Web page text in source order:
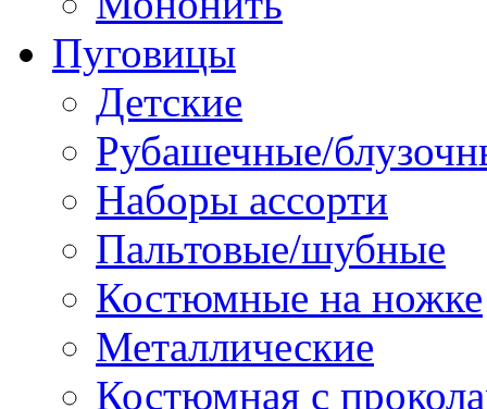
Пуговицы
Детские
Рубашечные/
Наборы ассорти
Пальтовые/шубные
Костюмные на ножке
Металлические
Костюмная с